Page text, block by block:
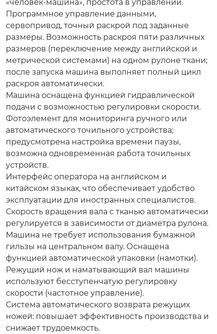
«человек-машина», простота в управлении.
Программное управление данными,
сервопривод, точный раскрой под заданные
размеры. Возможность раскроя пяти различных
размеров (переключение между английской и
метрической системами) на одном рулоне ткани;
после запуска машина выполняет полный цикл
раскроя автоматически.
Машина оснащена функцией гидравлической
подачи с возможностью регулировки скорости.
Фотоэлемент для мониторинга ручного или
автоматического точильного устройства;
предусмотрена настройка времени паузы,
возможна одновременная работа точильных
устройств.
Интерфейс оператора на английском и
китайском языках, что обеспечивает удобство
эксплуатации для иностранных специалистов.
Скорость вращения вала с тканью автоматически
регулируется в зависимости от диаметра рулона.
Машина не требует использования бумажной
гильзы на центральном валу. Оснащена
функцией автоматической упаковки (намотки).
Режущий нож и наматывающий вал машины
используют бесступенчатую регулировку
скорости (частотное управление).
Система автоматического возврата режущих
ножей: повышает эффективность производства и
снижает трудоемкость.